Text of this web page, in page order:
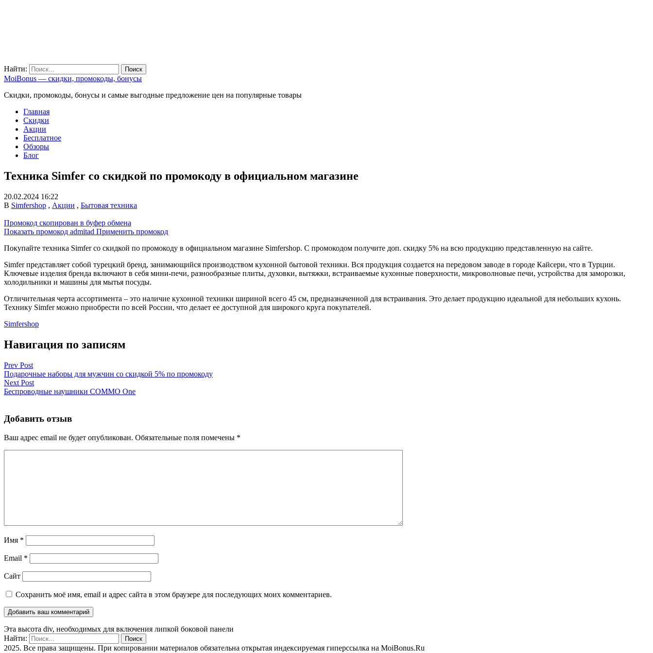
Найти:
MoiBonus — скидки, промокоды, бонусы
Скидки, промокоды, бонусы и самые выгодные предложение цен на популярные товары
Главная
Скидки
Акции
Бесплатное
Обзоры
Блог
Техника Simfer со скидкой по промокоду в официальном магазине
20.02.2024 16:22
В Simfershop , Акции , Бытовая техника
Промокод скопирован в буфер обмена
Показать промокод admitad Применить промокод
Покупайте техника Simfer со скидкой по промокоду в официальном магазине Simfershop. С промокодом получите доп. скидку 5% на всю продукцию представленную на сайте.
Simfer представляет собой турецкий бренд, занимающийся производством кухонной бытовой техники. Вся продукция создается на передовом заводе в городе Кайсери, что в Турции.
Ключевые изделия бренда включают в себя мини-печи, разнообразные плиты, духовки, вытяжки, встраиваемые кухонные поверхности, микроволновые печи, устройства для заморозки,
холодильники и машины для мытья посуды.
Отличительная черта ассортимента – это наличие кухонной техники шириной всего 45 см, предназначенной для встраивания. Это делает продукцию идеальной для небольших кухонь.
Технику Simfer можно приобрести по всей России, что делает ее доступной для широкого круга покупателей.
Simfershop
Навигация по записям
Prev Post
Подарочные наборы для мужчин со скидкой 5% по промокоду
Next Post
Беспроводные наушники COMMO One
Добавить отзыв
Ваш адрес email не будет опубликован. Обязательные поля помечены *
Имя *
Email *
Сайт
Сохранить моё имя, email и адрес сайта в этом браузере для последующих моих комментариев.
Эта высота div, необходимых для включения липкой боковой панели
Найти:
2025. Все права защищены. При копировании материалов обязательна открытая индексируемая гиперссылка на MoiBonus.Ru